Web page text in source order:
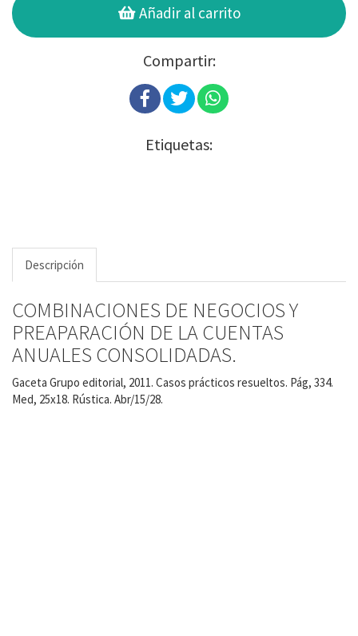
Añadir al carrito
Compartir:
Etiquetas:
Descripción
COMBINACIONES DE NEGOCIOS Y
PREAPARACIÓN DE LA CUENTAS
ANUALES CONSOLIDADAS.
Gaceta Grupo editorial, 2011. Casos prácticos resueltos. Pág, 334.
Med, 25x18. Rústica. Abr/15/28.